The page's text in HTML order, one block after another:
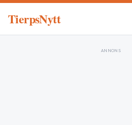
TierpsNytt
ANNONS